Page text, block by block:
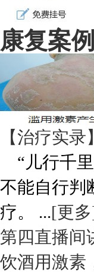
康复案例
【治疗实
“儿行千里
不能自行判
疗。 ...[更
第四直播
饮酒用激素